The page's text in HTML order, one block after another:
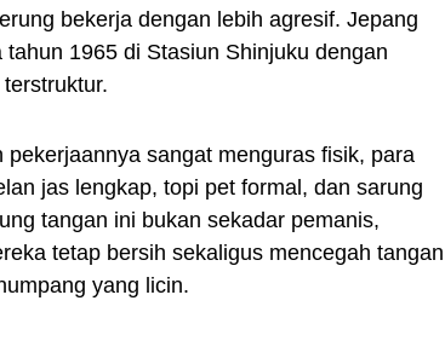
bekerja dengan lebih agresif. Jepang
1965 di Stasiun Shinjuku dengan
pekerjaannya sangat menguras fisik, para
jas lengkap, topi pet formal, dan sarung
tangan ini bukan sekadar pemanis,
tetap bersih sekaligus mencegah tangan
yang licin.